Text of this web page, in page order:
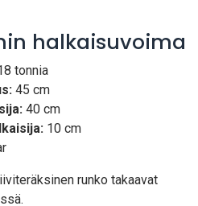
halkaisuvoima
tonnia
45 cm
40 cm
10 cm
runko takaavat